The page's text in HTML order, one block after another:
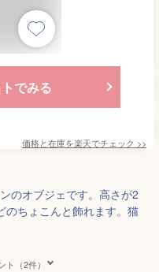
でみる
価格と在庫を楽天でチェック >>
のオブジェです。高さが2
のちょこんと飾れます。猫
（2件）